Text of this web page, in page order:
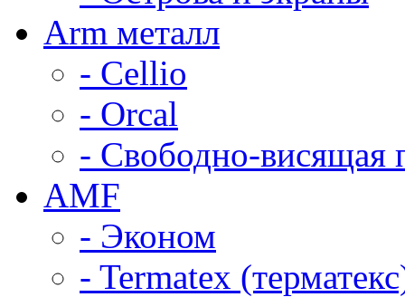
Arm металл
- Cellio
- Orcal
- Свободно-висящая
AMF
- Эконом
- Termatex